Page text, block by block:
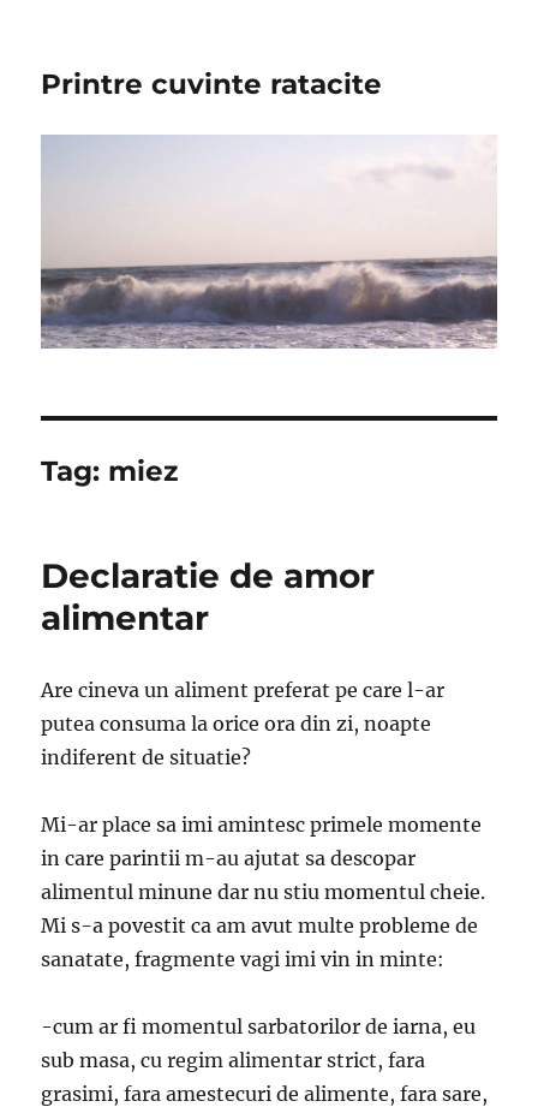
Printre cuvinte ratacite
Tag: miez
Declaratie de amor
alimentar
Are cineva un aliment preferat pe care l-ar
putea consuma la orice ora din zi, noapte
indiferent de situatie?
Mi-ar place sa imi amintesc primele momente
in care parintii m-au ajutat sa descopar
alimentul minune dar nu stiu momentul cheie.
Mi s-a povestit ca am avut multe probleme de
sanatate, fragmente vagi imi vin in minte:
-cum ar fi momentul sarbatorilor de iarna, eu
sub masa, cu regim alimentar strict, fara
grasimi, fara amestecuri de alimente, fara sare,